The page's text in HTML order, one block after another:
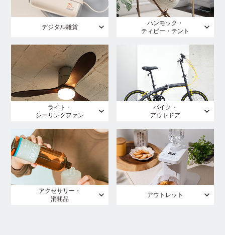
デジタル雑貨
ハンモック・
ティピー・テント
ライト・
シーリングファン
バイク・
アウトドア
アクセサリー・
消耗品
アウトレット